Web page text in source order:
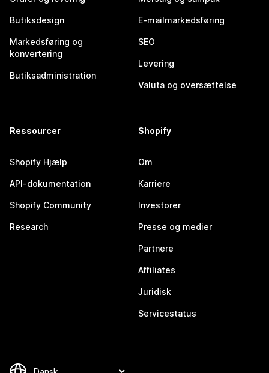
Butiksdesign
Markedsføring og
konvertering
Butiksadministration
E-mailmarkedsføring
SEO
Levering
Valuta og oversættelse
Ressourcer
Shopify Hjælp
API-dokumentation
Shopify Community
Research
Shopify
Om
Karriere
Investorer
Presse og medier
Partnere
Affiliates
Juridisk
Servicestatus